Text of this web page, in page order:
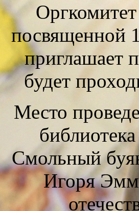
посвященной
приглашает
будет
Место
Смольный
Игоря